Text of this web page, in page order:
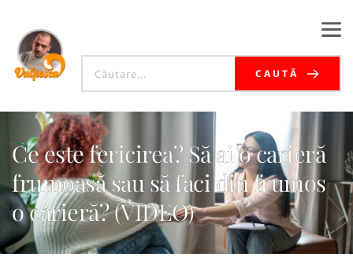
CAUTĂ
Ce este fericirea? Să ai o carieră
frumoasă sau să faci din frumos
o carieră? (VIDEO)